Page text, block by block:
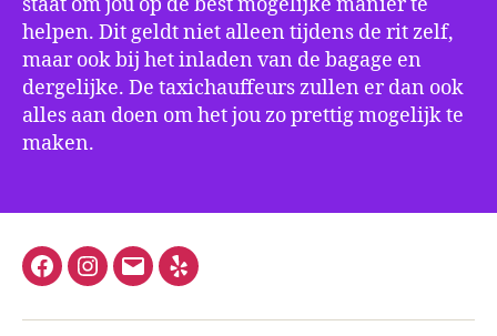
helpen. Dit geldt niet alleen tijdens de rit zelf,
maar ook bij het inladen van de bagage en
dergelijke. De taxichauffeurs zullen er dan ook
alles aan doen om het jou zo prettig mogelijk te
maken.
FacebookInstagram
E-
Yelp